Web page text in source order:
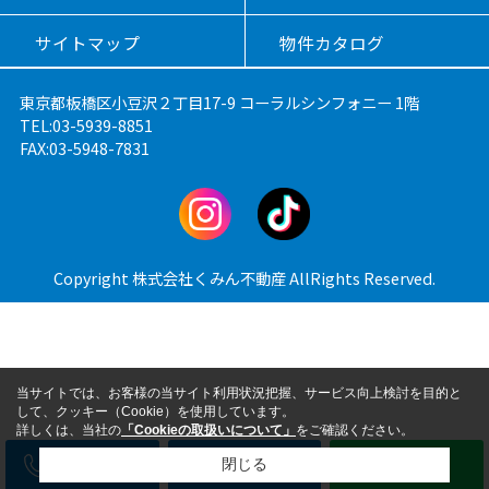
サイトマップ 物件カタログ
東京都板橋区小豆沢２丁目17-9 コーラルシンフォニー 1階
TEL:03-5939-8851
FAX:03-5948-7831
Copyright 株式会社くみん不動産 AllRights Reserved.
メール
当サイトでは、お客様の当サイト利用状況把握、サービス向上検討を目的と
して、クッキー（Cookie）を使用しています。
詳しくは、当社の 「Cookieの取扱いについて」 をご確認ください。
閉じる